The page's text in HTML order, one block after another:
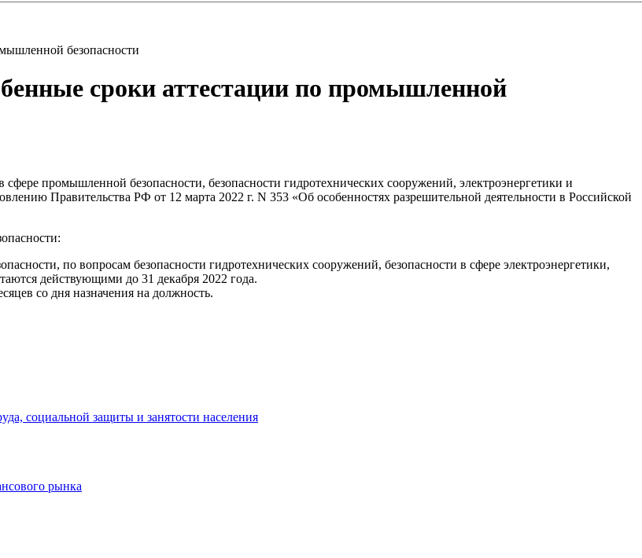
безопасности
сроки аттестации по промышленной
промышленной безопасности, безопасности гидротехнических сооружений, электроэнергетики и
Правительства РФ от 12 марта 2022 г. N 353 «Об особенностях разрешительной деятельности в Российской
по вопросам безопасности гидротехнических сооружений, безопасности в сфере электроэнергетики,
действующими до 31 декабря 2022 года.
со дня назначения на должность.
социальной защиты и занятости населения
рынка